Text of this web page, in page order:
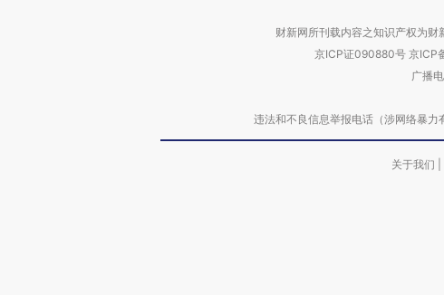
财新网所刊载内容之知识产权为财
京ICP证090880号 京ICP
广播
违法和不良信息举报电话（涉网络暴
关于我们